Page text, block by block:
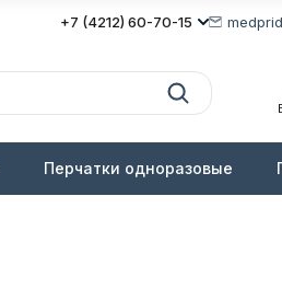
+7 (4212) 60-70-15
Перчатки одноразовые